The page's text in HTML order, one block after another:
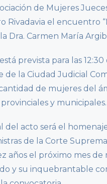
de Mujeres
Rivadavia el encuentro
Dra. Carmen María
prevista para las
de la Ciudad Judicial
de mujeres del
y municipales.
del acto será el
de la Corte
años el próximo mes de
y su inquebrantable